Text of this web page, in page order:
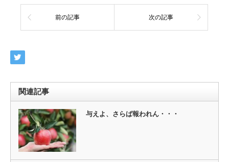
前の記事 次の記事
関連記事
与えよ、さらば報われん・・・